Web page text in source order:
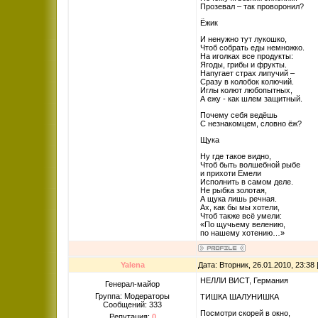
Прозевал – так проворонил?
Ёжик
И ненужно тут лукошко,
Чтоб собрать еды немножко.
На иголках все продукты:
Ягоды, грибы и фрукты.
Напугает страх липучий –
Сразу в колобок колючий.
Иглы колют любопытных,
А ежу - как шлем защитный.
Почему себя ведёшь
С незнакомцем, словно ёж?
Щука
Ну где такое видно,
Чтоб быть волшебной рыбе
и прихоти Емели
Исполнить в самом деле.
Не рыбка золотая,
А щука лишь речная.
Ах, как бы мы хотели,
Чтоб также всё умели:
«По щучьему велению,
по нашему хотению…»
Yalena Дата: Вторник, 26.01.2010,
Генерал-майор
Группа: Модераторы
Сообщений: 333
НЕЛЛИ ВИСТ, Германия
ТИШКА ШАЛУНИШКА
Посмотри скорей в окно,